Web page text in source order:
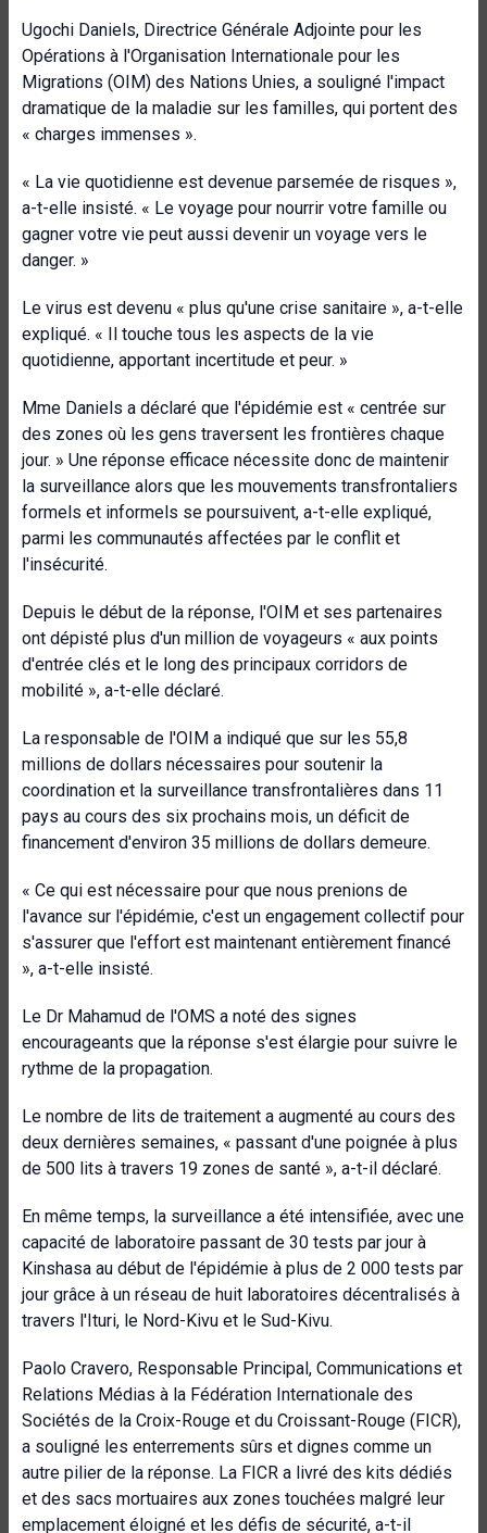
Ugochi Daniels, Directrice Générale Adjointe pour les
Opérations à l'Organisation Internationale pour les
Migrations (OIM) des Nations Unies, a souligné l'impact
dramatique de la maladie sur les familles, qui portent des
« charges immenses ».
« La vie quotidienne est devenue parsemée de risques »,
a-t-elle insisté. « Le voyage pour nourrir votre famille ou
gagner votre vie peut aussi devenir un voyage vers le
danger. »
Le virus est devenu « plus qu'une crise sanitaire », a-t-elle
expliqué. « Il touche tous les aspects de la vie
quotidienne, apportant incertitude et peur. »
Mme Daniels a déclaré que l'épidémie est « centrée sur
des zones où les gens traversent les frontières chaque
jour. » Une réponse efficace nécessite donc de maintenir
la surveillance alors que les mouvements transfrontaliers
formels et informels se poursuivent, a-t-elle expliqué,
parmi les communautés affectées par le conflit et
l'insécurité.
Depuis le début de la réponse, l'OIM et ses partenaires
ont dépisté plus d'un million de voyageurs « aux points
d'entrée clés et le long des principaux corridors de
mobilité », a-t-elle déclaré.
La responsable de l'OIM a indiqué que sur les 55,8
millions de dollars nécessaires pour soutenir la
coordination et la surveillance transfrontalières dans 11
pays au cours des six prochains mois, un déficit de
financement d'environ 35 millions de dollars demeure.
« Ce qui est nécessaire pour que nous prenions de
l'avance sur l'épidémie, c'est un engagement collectif pour
s'assurer que l'effort est maintenant entièrement financé
», a-t-elle insisté.
Le Dr Mahamud de l'OMS a noté des signes
encourageants que la réponse s'est élargie pour suivre le
rythme de la propagation.
Le nombre de lits de traitement a augmenté au cours des
deux dernières semaines, « passant d'une poignée à plus
de 500 lits à travers 19 zones de santé », a-t-il déclaré.
En même temps, la surveillance a été intensifiée, avec une
capacité de laboratoire passant de 30 tests par jour à
Kinshasa au début de l'épidémie à plus de 2 000 tests par
jour grâce à un réseau de huit laboratoires décentralisés à
travers l'Ituri, le Nord-Kivu et le Sud-Kivu.
Paolo Cravero, Responsable Principal, Communications et
Relations Médias à la Fédération Internationale des
Sociétés de la Croix-Rouge et du Croissant-Rouge (FICR),
a souligné les enterrements sûrs et dignes comme un
autre pilier de la réponse. La FICR a livré des kits dédiés
et des sacs mortuaires aux zones touchées malgré leur
emplacement éloigné et les défis de sécurité, a-t-il